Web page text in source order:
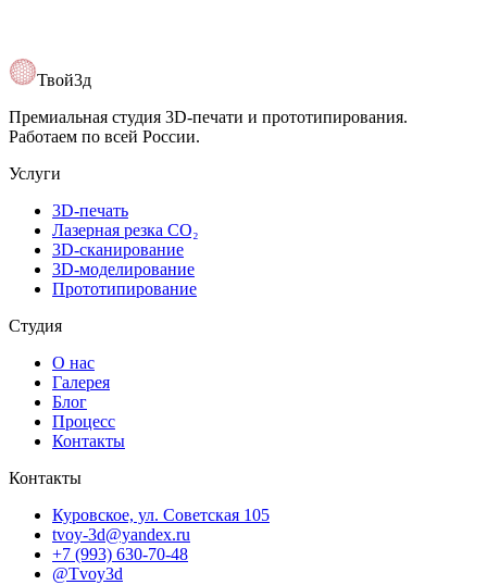
Твой3д
Премиальная студия 3D-печати и прототипирования.
Работаем по всей России.
Услуги
3D-печать
Лазерная резка CO₂
3D-сканирование
3D-моделирование
Прототипирование
Студия
О нас
Галерея
Блог
Процесс
Контакты
Контакты
Куровское, ул. Советская 105
tvoy-3d@yandex.ru
+7 (993) 630-70-48
@Tvoy3d